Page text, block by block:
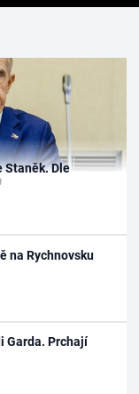
Staněk. Dle
na Rychnovsku
Garda. Prchají